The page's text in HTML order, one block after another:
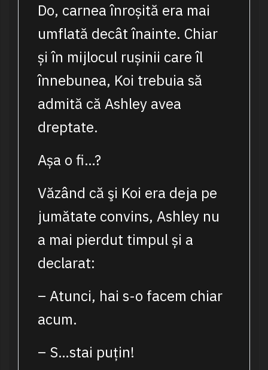
Do, carnea înroșită era mai
umflată decât înainte. Chiar
și în mijlocul rușinii care îl
înnebunea, Koi trebuia să
admită că Ashley avea
dreptate.
Așa o fi…?
Văzând că şi Koi era deja pe
jumătate convins, Ashley nu
a mai pierdut timpul și a
declarat:
– Atunci, hai s-o facem chiar
acum.
– S…stai puțin!